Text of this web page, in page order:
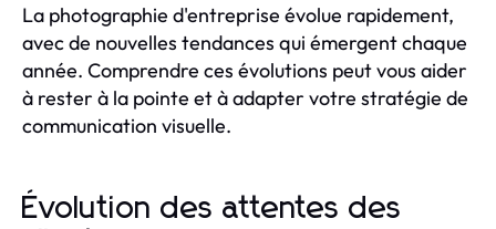
La photographie d'entreprise évolue rapidement,
avec de nouvelles tendances qui émergent chaque
année. Comprendre ces évolutions peut vous aider
à rester à la pointe et à adapter votre stratégie de
communication visuelle.
Évolution des attentes des